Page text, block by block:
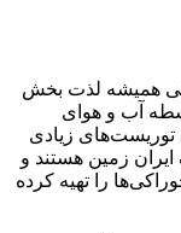
همیشه لذت بخش
آب و هوای
زیادی
زمین هستند و
را تهیه کرده